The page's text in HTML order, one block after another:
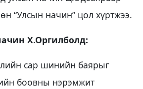
“Улсын начин” цол хүртжээ.
Х.Оргилболд:
сар шинийн баярыг
боовны нэрэмжит